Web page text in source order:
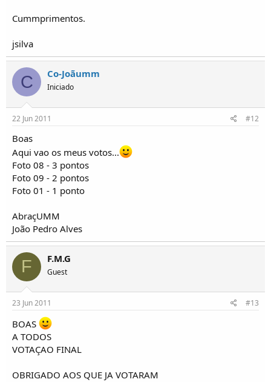
Cummprimentos.
jsilva
C Co-Joãumm
Iniciado
22 Jun 2011 #12
Boas
Aqui vao os meus votos...
Foto 08 - 3 pontos
Foto 09 - 2 pontos
Foto 01 - 1 ponto
AbraçUMM
João Pedro Alves
F F.M.G
Guest
23 Jun 2011 #13
BOAS
A TODOS
VOTAÇAO FINAL
OBRIGADO AOS QUE JA VOTARAM